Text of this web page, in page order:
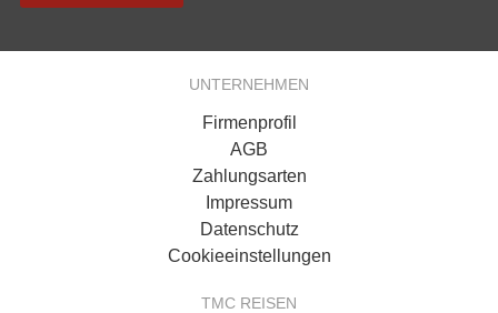
UNTERNEHMEN
Firmenprofil
AGB
Zahlungsarten
Impressum
Datenschutz
Cookieeinstellungen
TMC REISEN